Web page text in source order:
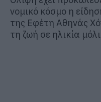
νομικό κόσμο η
της Εφέτη Αθηνάς
τη ζωή σε ηλικία